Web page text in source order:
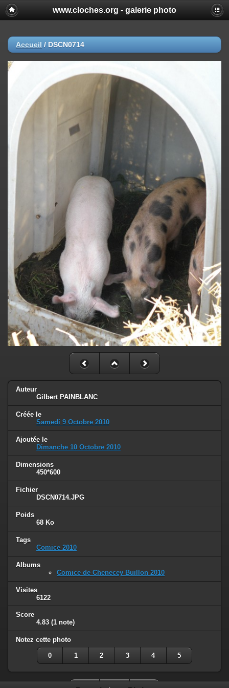
www.cloches.org - galerie photo
Accueil / DSCN0714
Auteur
Gilbert PAINBLANC
Créée le
Samedi 9 Octobre 2010
Ajoutée le
Dimanche 10 Octobre 2010
Dimensions
450*600
Fichier
DSCN0714.JPG
Poids
68 Ko
Tags
Comice 2010
Albums
Comice de Chenecey Buillon 2010
Visites
6122
Score
4.83 (1 note)
Notez cette photo
0 1 2 3 4 5